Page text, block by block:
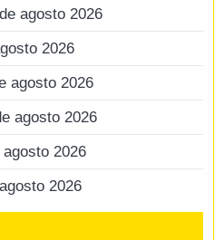
agosto 2026
2026
agosto 2026
agosto 2026
2026
2026